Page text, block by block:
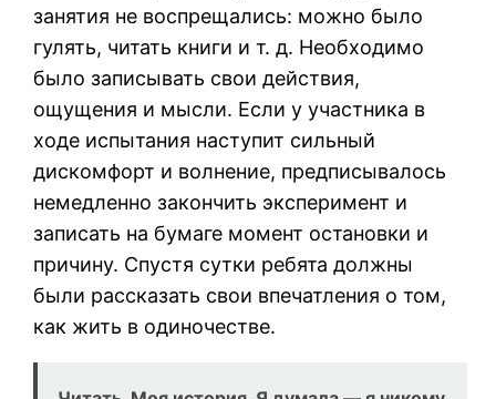
занятия не воспрещались: можно было
гулять, читать книги и т. д. Необходимо
было записывать свои действия,
ощущения и мысли. Если у участника в
ходе испытания наступит сильный
дискомфорт и волнение, предписывалось
немедленно закончить эксперимент и
записать на бумаге момент остановки и
причину. Спустя сутки ребята должны
были рассказать свои впечатления о том,
как жить в одиночестве.